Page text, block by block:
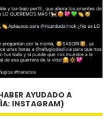
AYUDADO A
INSTAGRAM)